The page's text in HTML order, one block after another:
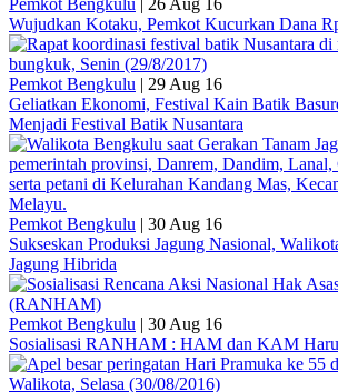
Wujudkan Kotaku, Pemkot Kucurkan Dana
Pemkot Bengkulu | 29 Aug 16
Geliatkan Ekonomi, Festival Kain Batik
Menjadi Festival Batik Nusantara
Pemkot Bengkulu | 30 Aug 16
Sukseskan Produksi Jagung Nasional,
Jagung Hibrida
Pemkot Bengkulu | 30 Aug 16
Sosialisasi RANHAM : HAM dan KAM